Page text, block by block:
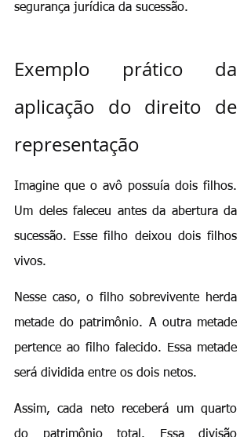
segurança jurídica da sucessão.
Exemplo prático da
aplicação do direito de
representação
Imagine que o avô possuía dois filhos.
Um deles faleceu antes da abertura da
sucessão. Esse filho deixou dois filhos
vivos.
Nesse caso, o filho sobrevivente herda
metade do patrimônio. A outra metade
pertence ao filho falecido. Essa metade
será dividida entre os dois netos.
Assim, cada neto receberá um quarto